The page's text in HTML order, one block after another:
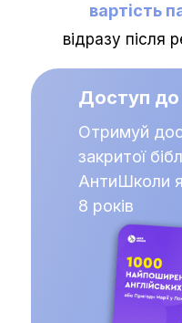
вартість
Доступ до
Отримуй
закритої
АнтиШколи
8 років
відразу після